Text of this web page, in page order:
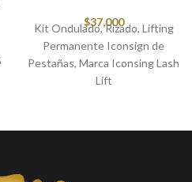
$37,000
Kit Ondulado, Rizado, Lifting
Permanente Iconsign de
Pestañas, Marca Iconsing Lash
Lift